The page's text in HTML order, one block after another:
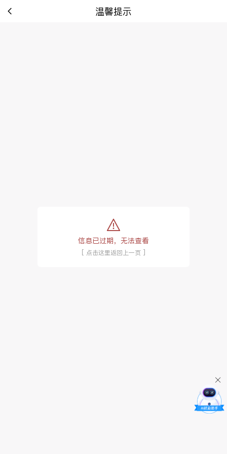
温馨提示
tip:
信息已过期，无法查看
[ 点击这里返回上一页 ]